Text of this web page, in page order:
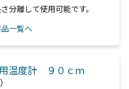
分離して使用可能です。
一覧へ
温度計 ９０ｃｍ